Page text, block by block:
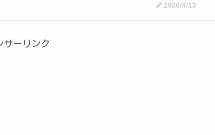
2020/4/13
サーリンク